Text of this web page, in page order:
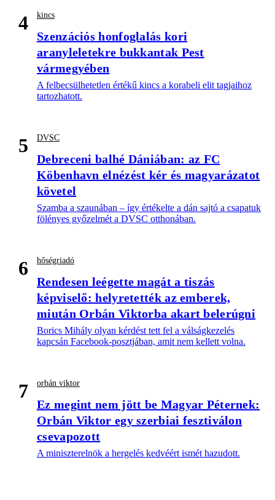
4 kincs
Szenzációs honfoglalás kori
aranyleletekre bukkantak Pest
vármegyében
A felbecsülhetetlen értékű kincs a korabeli elit tagjaihoz
tartozhatott.
5 DVSC
Debreceni balhé Dániában: az FC
Köbenhavn elnézést kér és magyarázatot
követel
Szamba a szaunában – így értékelte a dán sajtó a csapatuk
fölényes győzelmét a DVSC otthonában.
6 hőségriadó
Rendesen leégette magát a tiszás
képviselő: helyretették az emberek,
miután Orbán Viktorba akart belerúgni
Borics Mihály olyan kérdést tett fel a válságkezelés
kapcsán Facebook-posztjában, amit nem kellett volna.
7 orbán viktor
Ez megint nem jött be Magyar Péternek:
Orbán Viktor egy szerbiai fesztiválon
csevapozott
A miniszterelnök a hergelés kedvéért ismét hazudott.